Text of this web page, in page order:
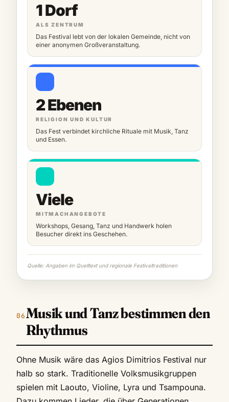
1 Dorf
ALS ZENTRUM
Das Festival lebt von der lokalen Gemeinde, nicht von
einer anonymen Großveranstaltung.
2 Ebenen
RELIGION UND KULTUR
Das Fest verbindet kirchliche Rituale mit Musik, Tanz
und Essen.
Viele
MITMACHANGEBOTE
Workshops, Gesang, Tanz und Handwerk holen
Besucher direkt ins Geschehen.
Quelle: Angaben im Quelltext und regionale Festivaltraditionen
Musik und Tanz bestimmen den
Rhythmus
Ohne Musik wäre das Agios Dimitrios Festival nur
halb so stark. Traditionelle Volksmusikgruppen
spielen mit Laouto, Violine, Lyra und Tsampouna.